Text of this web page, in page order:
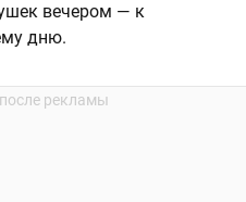
вечером — к
дню.